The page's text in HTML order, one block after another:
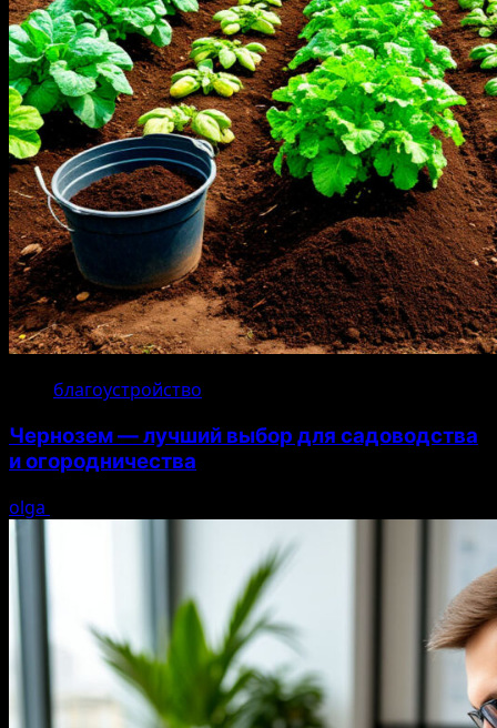
благоустройство
Чернозем — лучший выбор для садоводства
и огородничества
olga